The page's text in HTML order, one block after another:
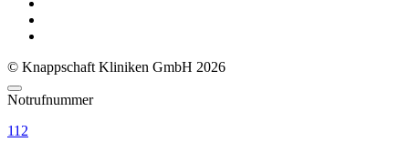
© Knappschaft Kliniken GmbH 2026
Notrufnummer
112